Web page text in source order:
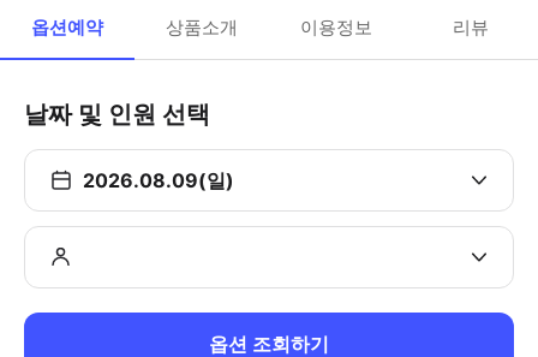
옵션예약 상품소개 이용정보 리뷰
날짜 및 인원 선택
2026.08.09(일)
옵션 조회하기